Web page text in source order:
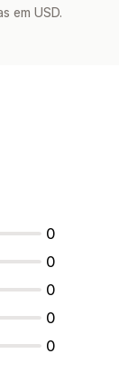
em USD.
0
0
0
0
0